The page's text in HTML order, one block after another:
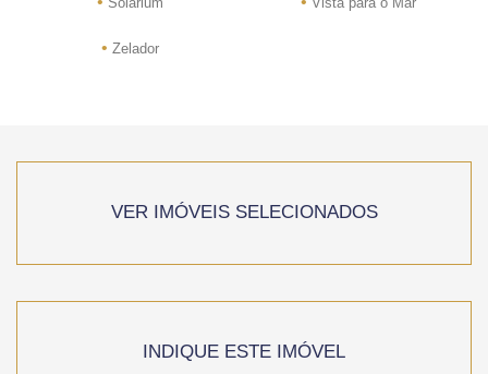
• Zelador
VER IMÓVEIS SELECIONADOS
INDIQUE ESTE IMÓVEL